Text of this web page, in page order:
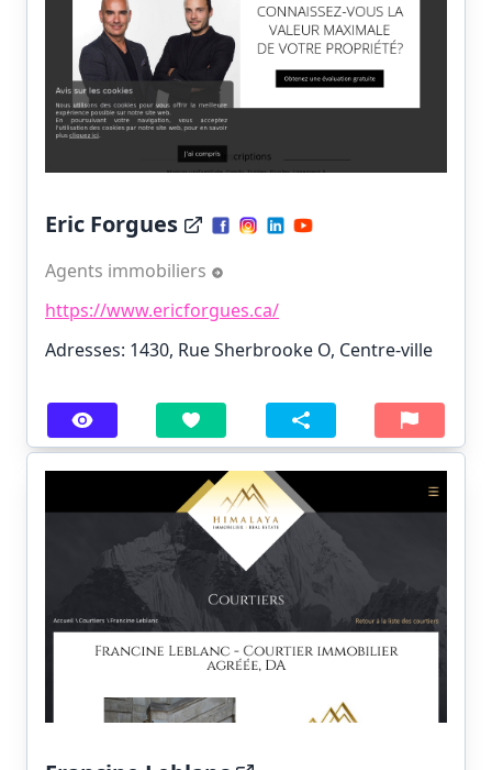
Eric Forgues
Agents immobiliers
https://www.ericforgues.ca/
Adresses: 1430, Rue Sherbrooke O, Centre-ville